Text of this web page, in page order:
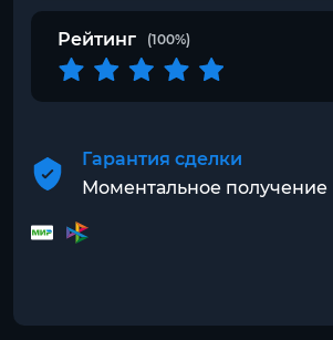
Рейтинг (100%)
Гарантия сделки
Моментальное получение